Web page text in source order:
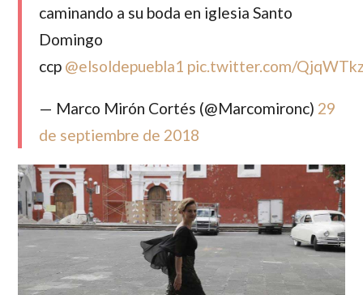
caminando a su boda en iglesia Santo
Domingo
ccp @elsoldepuebla1 pic.twitter.com/
— Marco Mirón Cortés (@Marcomironc) 29
de septiembre de 2018